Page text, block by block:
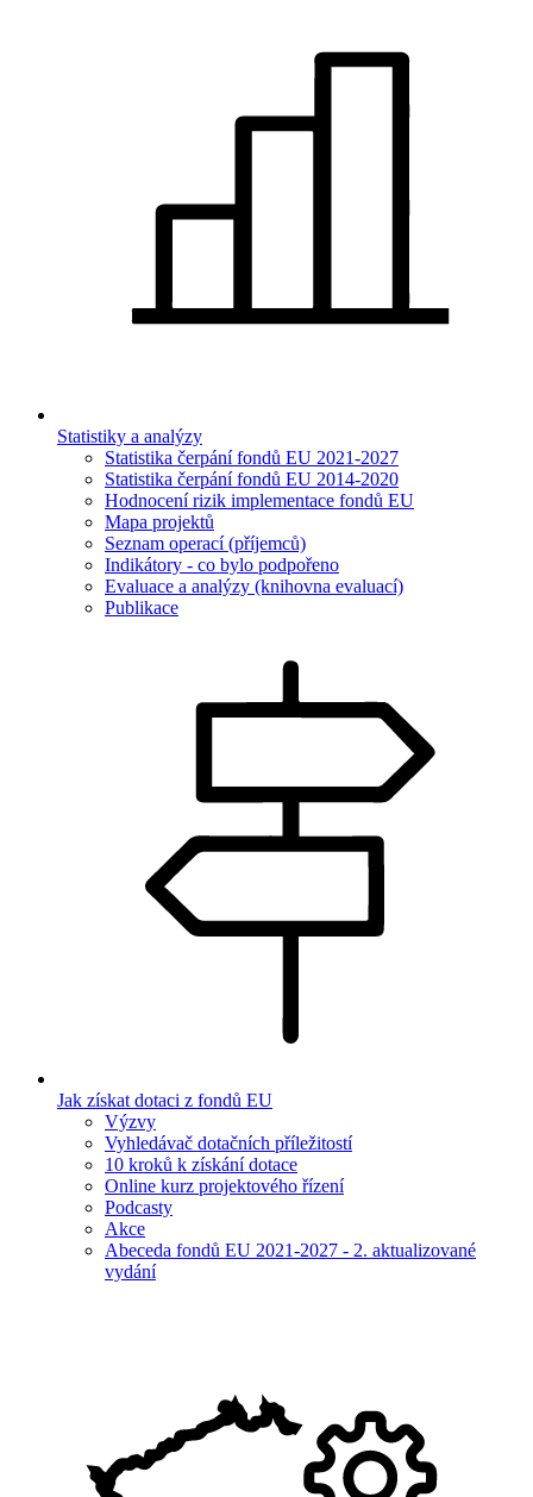
Statistiky a analýzy
Statistika čerpání fondů EU 2021-2027
Statistika čerpání fondů EU 2014-2020
Hodnocení rizik implementace fondů EU
Mapa projektů
Seznam operací (příjemců)
Indikátory - co bylo podpořeno
Evaluace a analýzy (knihovna evaluací)
Publikace
Jak získat dotaci z fondů EU
Výzvy
Vyhledávač dotačních příležitostí
10 kroků k získání dotace
Online kurz projektového řízení
Podcasty
Akce
Abeceda fondů EU 2021-2027 - 2. aktualizované
vydání